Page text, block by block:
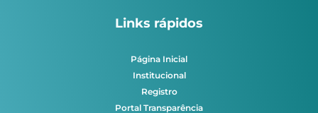
Links rápidos
Página Inicial
Institucional
Registro
Portal Transparência